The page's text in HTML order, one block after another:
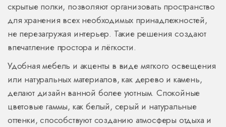
скрытые полки, позволяют организовать пространство
для хранения всех необходимых принадлежностей,
не перезагружая интерьер. Такие решения создают
впечатление простора и лёгкости.
Удобная мебель и акценты в виде мягкого освещения
или натуральных материалов, как дерево и камень,
делают дизайн ванной более уютным. Спокойные
цветовые гаммы, как белый, серый и натуральные
оттенки, способствуют созданию атмосферы отдыха и